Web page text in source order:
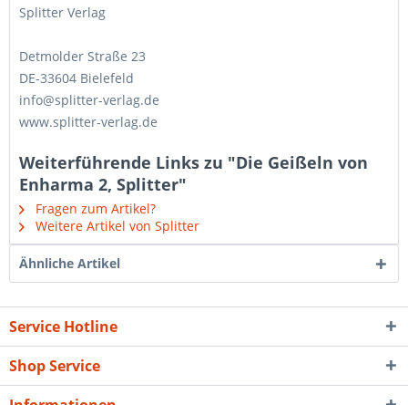
Splitter Verlag
Detmolder Straße 23
DE-33604 Bielefeld
info@splitter-verlag.de
www.splitter-verlag.de
Weiterführende Links zu "Die Geißeln von
Enharma 2, Splitter"
Fragen zum Artikel?
Weitere Artikel von Splitter
Ähnliche Artikel
Service Hotline
Shop Service